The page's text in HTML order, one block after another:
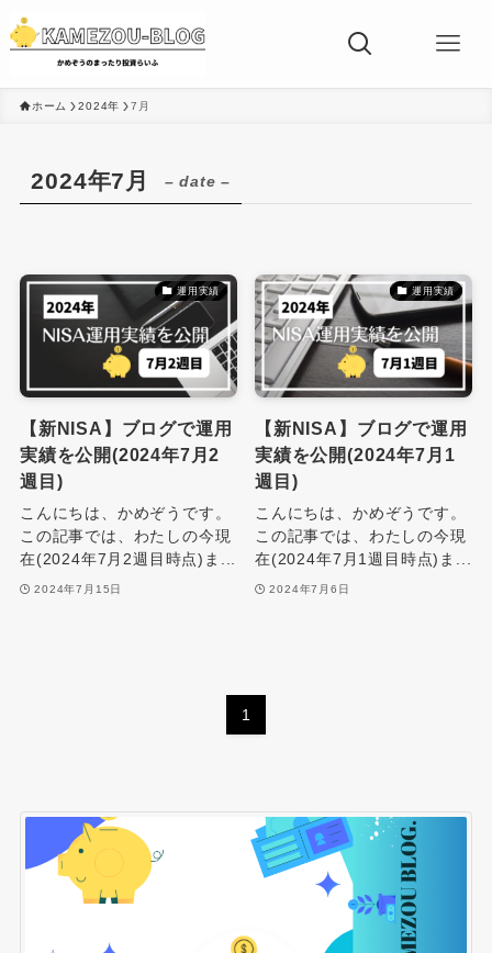
ホーム 2024年 7月
2024年7月 – date –
運用実績
【新NISA】ブログで運用
実績を公開(2024年7月2
週目)
こんにちは、かめぞうです。
この記事では、わたしの今現
在(2024年7月2週目時点)ま...
2024年7月15日
運用実績
【新NISA】ブログで運用
実績を公開(2024年7月1
週目)
こんにちは、かめぞうです。
この記事では、わたしの今現
在(2024年7月1週目時点)ま...
2024年7月6日
1